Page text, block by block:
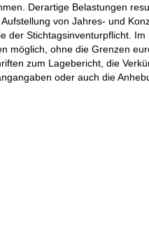
e
p
r
o
Derartige Belastungen
von Jahres- und
der Stichtagsinventurpflicht. Im
möglich, ohne die Grenzen
zum Lagebericht, die
oder auch die